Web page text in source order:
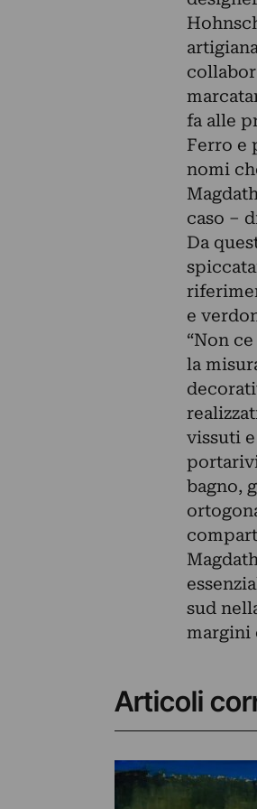
fa alle
Ferro e
nomi
caso –
Da
e
“Non
la
vissuti
bagno,
sud
margini
Articoli